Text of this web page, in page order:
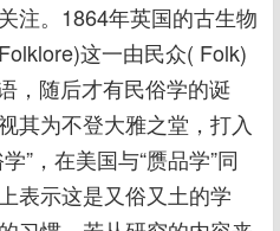
注。1864年英国的古生物
这一由民众( Folk)
，随后才有民俗学的诞
其为不登大雅之堂，打入
”，在美国与“赝品学”同
表示这是又俗又土的学